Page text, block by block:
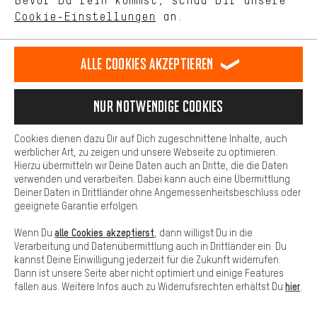
Terminbuchung
Kontaktformular
Unsere Datenschutzerklärung
Sprache"
DE EN ES FR
VERTRAG WIDERRUFEN Aachener Community Affiliateprogramm
Impressum Datenschutz Allgemeine Geschäftsbedingungen
Hinweisgebersystem Hinweise zur Batterieentsorgung
Cookie-Einstellungen Kontrast ändern
Alle Preise verstehen sich in Euro und exkl. MwSt zuzüglich
Cookie-Einstellungen an.
unseres Shop-Angebots.
Dein Shopping-Erlebnis wird komfortabler. Mit Komfort-Cookies
stellen wir Verknüpfungen zu Social Media Plattformen her. So
können wir dir weitere nützliche Inhalte und Informationen zur
Verfügung stellen. Zudem hast du die Möglichkeit zusätzliche
Services zu nutzen, die es dir erleichtern die richtigen Produkte zu
finden. Beispielsweise bieten wir eine Chat-Funktion an, damit
Fragen schnell und unkompliziert beantwortet werden können.
Basis
Basis-Cookies gewährleisten, dass Du unsere Webseite
grundsätzlich nutzen kannst.
Alle Cookies akzeptieren
Nur Notwendige Cookies
Cookies dienen dazu Dir auf Dich zugeschnittene Inhalte, auch
werblicher Art, zu zeigen und unsere Webseite zu optimieren.
Hierzu übermitteln wir Deine Daten auch an Dritte, die die Daten
verwenden und verarbeiten. Dabei kann auch eine Übermittlung
Deiner Daten in Drittländer ohne Angemessenheitsbeschluss oder
geeignete Garantie erfolgen.
Wenn Du alle Cookies akzeptierst , dann willigst Du in die
Verarbeitung und Datenübermittlung auch in Drittländer ein. Du
kannst Deine Einwilligung jederzeit für die Zukunft widerrufen.
Dann ist unsere Seite aber nicht optimiert und einige Features
fallen aus. Weitere Infos auch zu Widerrufsrechten erhältst Du hier